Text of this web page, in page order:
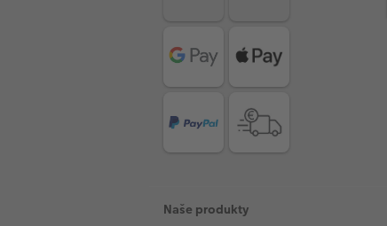
Naše produkty